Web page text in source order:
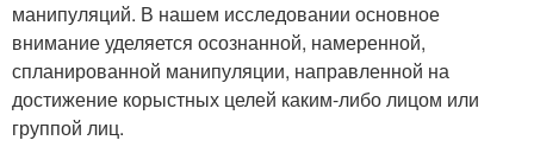
манипуляций. В нашем исследовании основное
внимание уделяется осознанной, намеренной,
спланированной манипуляции, направленной на
достижение корыстных целей каким-либо лицом или
группой лиц.